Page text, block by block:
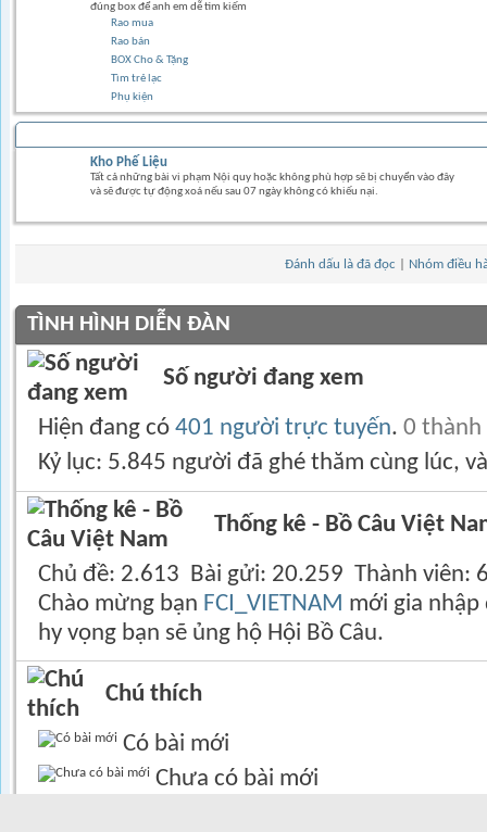
đúng box để anh em dễ tìm kiếm
Rao mua
Rao bán
BOX Cho & Tặng
Tìm trẻ lạc
Phụ kiện
Kho Phế Liệu
Tất cả những bài vi phạm Nội quy hoặc không phù hợp sẽ bị chuyển vào đây
và sẽ được tự động xoá nếu sau 07 ngày không có khiếu nại.
Đánh dấu là đã đọc Nhóm điều
TÌNH HÌNH DIỄN ĐÀN
Số người đang xem
Hiện đang có 401 người trực tuyến. 0 thành
Kỷ lục: 5.845 người đã ghé thăm cùng lúc,
Thống kê - Bồ Câu Việt
Chủ đề 2.613 Bài gửi 20.259 Thành viên
Chào mừng bạn FCI_VIETNAM mới gia nhập
hy vọng bạn sẽ ủng hộ Hội Bồ Câu.
Chú thích
Có bài mới
Chưa có bài mới